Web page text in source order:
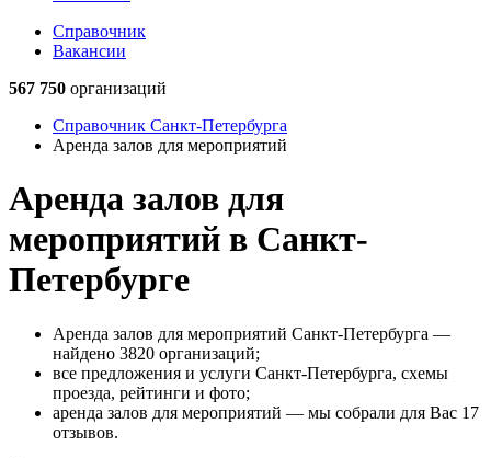
Справочник
Вакансии
567 750 организаций
Справочник Санкт-Петербурга
Аренда залов для мероприятий
Аренда залов для
мероприятий в Санкт-
Петербурге
Аренда залов для мероприятий Санкт-Петербурга —
найдено 3820 организаций;
все предложения и услуги Санкт-Петербурга, схемы
проезда, рейтинги и фото;
аренда залов для мероприятий — мы собрали для Вас 17
отзывов.